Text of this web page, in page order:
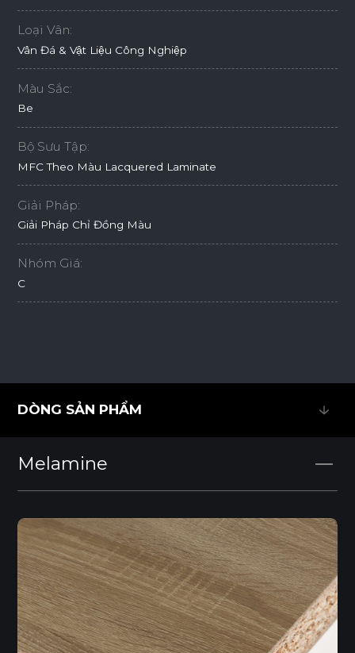
Loại Vân:
Vân Đá & Vật Liệu Công Nghiệp
Màu Sắc:
Be
Bộ Sưu Tập:
MFC Theo Màu Lacquered Laminate
Giải Pháp:
Giải Pháp Chỉ Đồng Màu
Nhóm Giá:
C
DÒNG SẢN PHẨM
Melamine